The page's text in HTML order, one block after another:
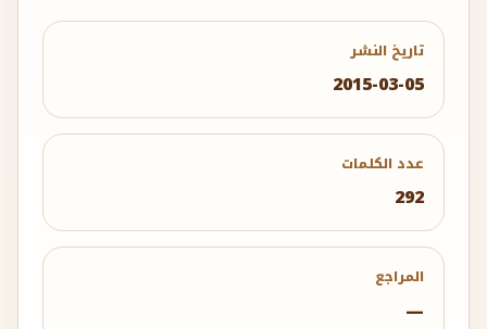
تاريخ النشر
2015-03-05
عدد الكلمات
292
المراجع
—